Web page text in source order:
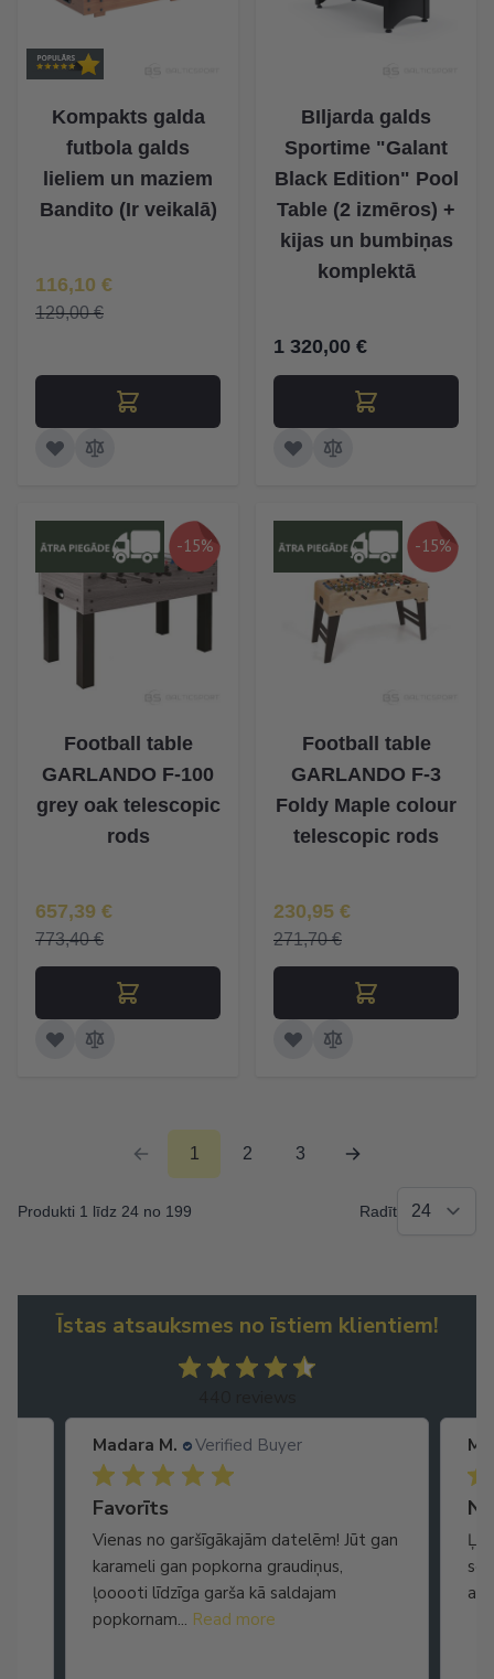
Kompakts galda
futbola galds
lieliem un maziem
Bandito (Ir veikalā)
Īpaša Cena
116,10 €
129,00 €
BIljarda galds
Sportime "Galant
Black Edition" Pool
Table (2 izmēros) +
kijas un bumbiņas
komplektā
1 320,00 €
-15%
Football table
GARLANDO F-100
grey oak telescopic
rods
Īpaša Cena
657,39 €
773,40 €
-15%
Football table
GARLANDO F-3
Foldy Maple colour
telescopic rods
Īpaša Cena
230,95 €
271,70 €
1 2 3
Produkti 1 līdz 24 no 199 Radīt
Īstas atsauksmes no īstiem klientiem!
Madara M. Verified Buyer
Favorīts
Vienas no garšīgākajām datelēm! Jūt gan
karameli gan popkorna graudiņus,
ļooooti līdzīga garša kā saldajam
popkornam... Read more
arī